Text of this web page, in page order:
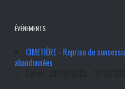
ÉVÉNEMENTS
CIMETIÈRE - Reprise de
abandonnées